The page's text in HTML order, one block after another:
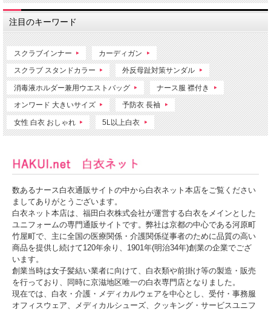
注目のキーワード
スクラブインナー カーディガン
スクラブ スタンドカラー 外反母趾対策サンダル
消毒液ホルダー兼用ウエストバッグ ナース服 襟付き
オンワード 大きいサイズ 予防衣 長袖
女性 白衣 おしゃれ 5L以上白衣
数あるナース白衣通販サイトの中から白衣ネット本店をご覧ください
ましてありがとうございます。
白衣ネット本店は、福田白衣株式会社が運営する白衣をメインとした
ユニフォームの専門通販サイトです。弊社は京都の中心である河原町
竹屋町で、主に全国の医療関係・介護関係従事者のために品質の高い
商品を提供し続けて120年余り、1901年(明治34年)創業の企業でござ
います。
創業当時は女子髪結い業者に向けて、白衣類や前掛け等の製造・販売
を行っており、同時に京滋地区唯一の白衣専門店となりました。
現在では、白衣・介護・メディカルウェアを中心とし、受付・事務服
オフィスウェア、メディカルシューズ、クッキング・サービスユニフ